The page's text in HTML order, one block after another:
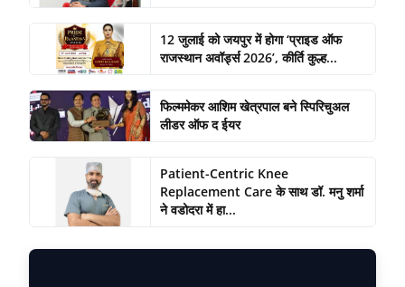
12 जुलाई को जयपुर में होगा ‘प्राइड ऑफ
राजस्थान अवॉर्ड्स 2026’, कीर्ति कुल्ह...
फिल्ममेकर आशिम खेत्रपाल बने स्पिरिचुअल
लीडर ऑफ द ईयर
Patient-Centric Knee
Replacement Care के साथ डॉ. मनु शर्मा
ने वडोदरा में हा...